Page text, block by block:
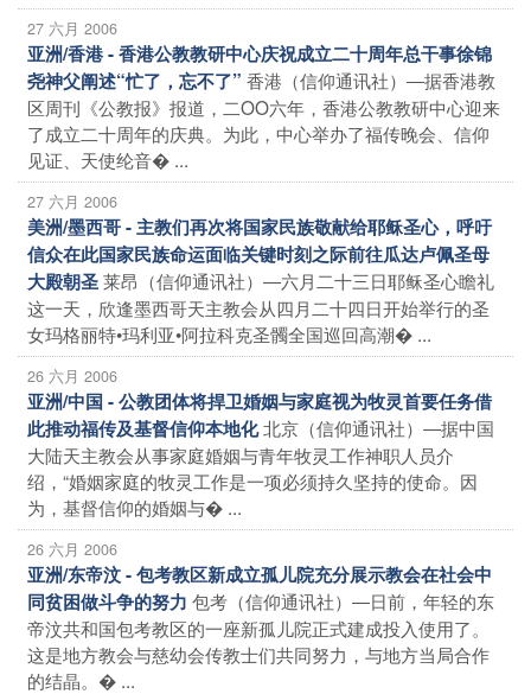
27 六月 2006
亚洲/香港 - 香港公教教研中心庆祝成立二十周年总干事徐锦
尧神父阐述“忙了，忘不了” 香港（信仰通讯社）―据香港教
区周刊《公教报》报道，二OO六年，香港公教教研中心迎来
了成立二十周年的庆典。为此，中心举办了福传晚会、信仰
见证、天使纶音� ...
27 六月 2006
美洲/墨西哥 - 主教们再次将国家民族敬献给耶稣圣心，呼吁
信众在此国家民族命运面临关键时刻之际前往瓜达卢佩圣母
大殿朝圣莱昂（信仰通讯社）―六月二十三日耶稣圣心瞻礼
这一天，欣逢墨西哥天主教会从四月二十四日开始举行的圣
女玛格丽特•玛利亚•阿拉科克圣髑全国巡回高潮� ...
26 六月 2006
亚洲/中国 - 公教团体将捍卫婚姻与家庭视为牧灵首要任务借
此推动福传及基督信仰本地化北京（信仰通讯社）―据中国
大陆天主教会从事家庭婚姻与青年牧灵工作神职人员介
绍，“婚姻家庭的牧灵工作是一项必须持久坚持的使命。因
为，基督信仰的婚姻与� ...
26 六月 2006
亚洲/东帝汶 - 包考教区新成立孤儿院充分展示教会在社会中
同贫困做斗争的努力 包考（信仰通讯社）―日前，年轻的东
帝汶共和国包考教区的一座新孤儿院正式建成投入使用了。
这是地方教会与慈幼会传教士们共同努力，与地方当局合作
的结晶。� ...